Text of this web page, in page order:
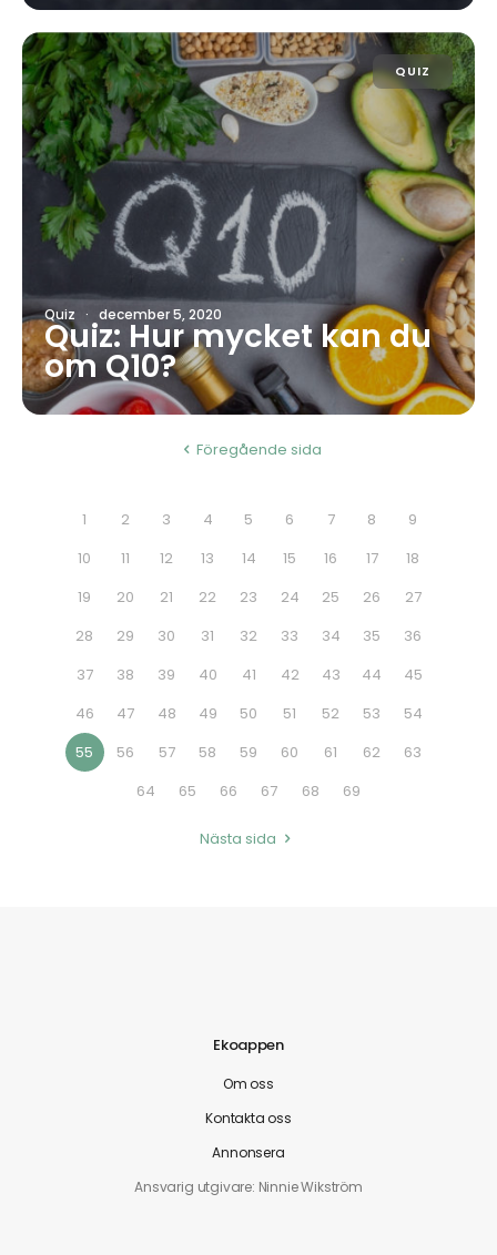
QUIZ
Quiz · december 5, 2020
Quiz: Hur mycket kan du
om Q10?
Föregående sida
1 2 3 4 5 6 7 8
9
10
11 12 13 14 15 16 17
18
19
20 21 22 23 24 25 26
27
28
29 30 31 32 33 34 35
36
37
38 39 40 41 42 43 44
45
46
47 48 49 50 51 52 53
54
55
56 57 58 59 60 61 62
63
64
65 66 67 68 69
Nästa sida
Ekoappen
Om oss
Kontakta oss
Annonsera
Ansvarig utgivare: Ninnie Wikström